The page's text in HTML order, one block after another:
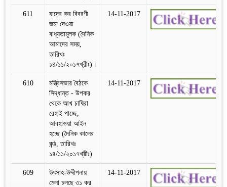
611
যাদের কর বিবরণী
জমা দেওয়া
বাধ্যতামূলক (দৈনিক
আমাদের সময়,
তারিখঃ
১৪/১১/২০১৭খ্রীঃ)।
14-11-2017
610
মন্ত্রিসভার বৈঠকে
সিদ্ধান্ত - উপকর
থেকে আখ চাষিরা
রেহাই পাচ্ছে,
আবহাওয়া আইন
হচ্ছে (দৈনিক কালের
কন্ঠ, তারিখঃ
১৪/১১/২০১৭খ্রীঃ)
14-11-2017
609
উৎসাহ-উদ্দীপনায়
মেলা চলছে ৩১ কর
14-11-2017